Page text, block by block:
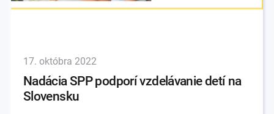
17. októbra 2022
Nadácia SPP podporí vzdelávanie detí na
Slovensku